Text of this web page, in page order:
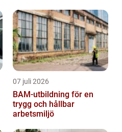
07 juli 2026
BAM-utbildning för en
trygg och hållbar
arbetsmiljö